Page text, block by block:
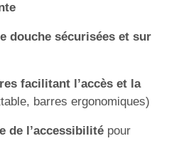
douche sécurisées et sur
facilitant l’accès et la
barres ergonomiques)
de l’accessibilitépour